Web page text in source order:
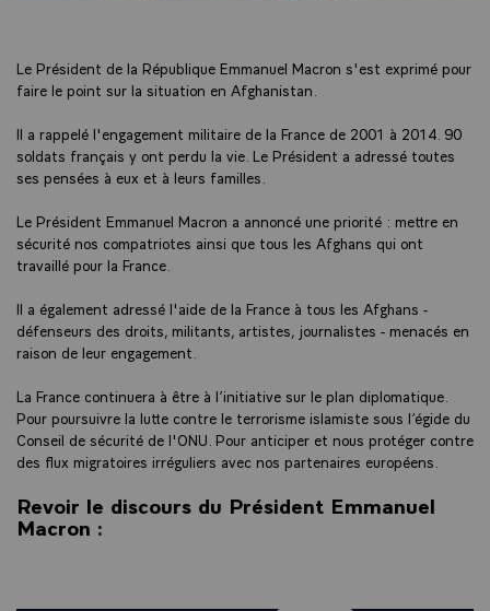
Le Président de la République Emmanuel Macron s'est exprimé pour
faire le point sur la situation en Afghanistan.
Il a rappelé l'engagement militaire de la France de 2001 à 2014. 90
soldats français y ont perdu la vie. Le Président a adressé toutes
ses pensées à eux et à leurs familles.
Le Président Emmanuel Macron a annoncé une priorité : mettre en
sécurité nos compatriotes ainsi que tous les Afghans qui ont
travaillé pour la France.
Il a également adressé l'aide de la France à tous les Afghans -
défenseurs des droits, militants, artistes, journalistes - menacés en
raison de leur engagement.
La France continuera à être à l’initiative sur le plan diplomatique.
Pour poursuivre la lutte contre le terrorisme islamiste sous l’égide du
Conseil de sécurité de l'ONU. Pour anticiper et nous protéger contre
des flux migratoires irréguliers avec nos partenaires européens.
Revoir le discours du Président Emmanuel
Macron :